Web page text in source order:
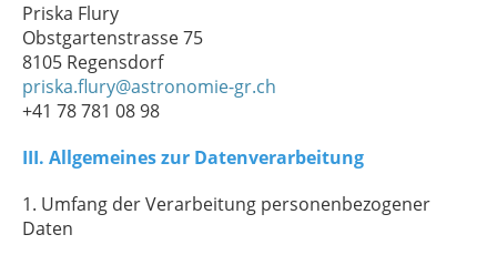
Priska Flury
Obstgartenstrasse 75
8105 Regensdorf
priska.flury@astronomie-gr.ch
+41 78 781 08 98
III. Allgemeines zur Datenverarbeitung
1. Umfang der Verarbeitung personenbezogener
Daten